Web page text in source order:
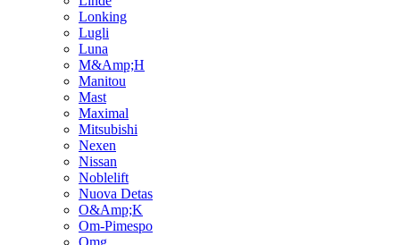
Lonking
Lugli
Luna
M&Amp;H
Manitou
Mast
Maximal
Mitsubishi
Nexen
Nissan
Noblelift
Nuova Detas
O&Amp;K
Om-Pimespo
Omg